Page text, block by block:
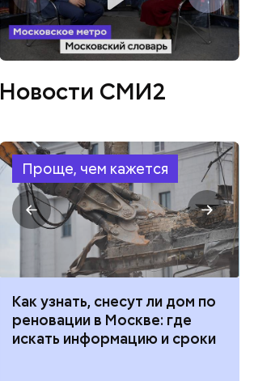
Новости СМИ2
Проще, чем кажется
Как узнать, снесут ли дом по
реновации в Москве: где
искать информацию и сроки